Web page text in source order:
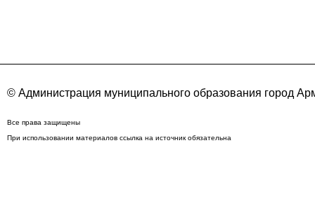
© Администрация муниципального образования город
Все права защищены
При использовании материалов ссылка на источник обязательна